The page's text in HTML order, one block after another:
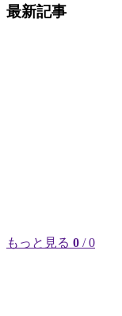
最新記事
もっと見る 0 / 0